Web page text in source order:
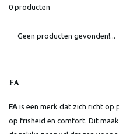
0 producten
Geen producten gevonden!...
FA
FA is een merk dat zich richt op
op frisheid en comfort. Dit